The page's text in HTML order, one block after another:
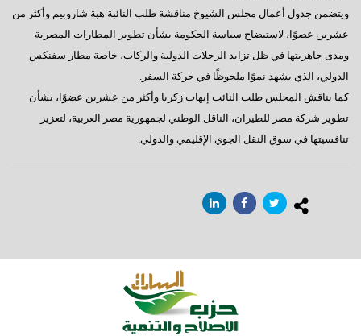
ويتضمن جدول أعمال مجلس الشيوخ مناقشة طلب النائبة هبة شاروبيم وأكثر من
عشرين عضوًا، لاستيضاح سياسة الحكومة بشأن تطوير المطارات المصرية
ومدى جاهزيتها في ظل تزايد الرحلات الدولية والركاب، خاصة مطار سفنكس
الدولي، الذي يشهد نموًا ملحوظًا في حركة السفر.
كما يناقش المجلس طلب النائب إيهاب زكريا وأكثر من عشرين عضوًا، بشأن
تطوير شركة مصر للطيران، الناقل الوطني لجمهورية مصر العربية، لتعزيز
تنافسيتها في سوق النقل الجوي الإقليمي والدولي.